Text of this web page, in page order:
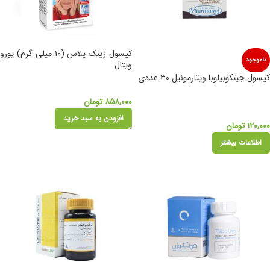
ناموجود
کپسول جینکوبیلوبا ویتارمونیل ۳۰ عددی
۱۲۰,۰۰۰تومان
اطلاعات بیشتر
کپسول زینک پلاس (۱۰ میلی گرم) یورو
ویتال
۸۵۸,۰۰۰ تومان
افزودن به سبد خرید